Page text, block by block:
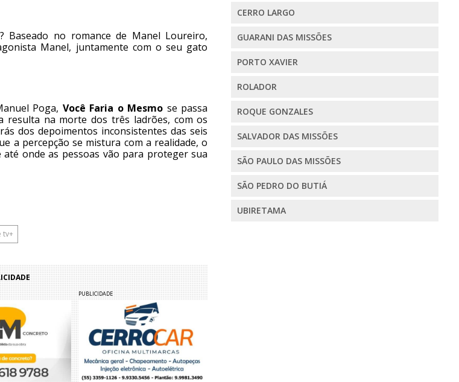
Baseado no romance de Manel Loureiro,
Manel, juntamente com o seu gato
Poga, Você Faria o Mesmo se passa
resulta na morte dos três ladrões, com os
dos depoimentos inconsistentes das seis
a percepção se mistura com a realidade, o
onde as pessoas vão para proteger sua
tv+
PUBLICIDADE
CERRO LARGO
GUARANI DAS MISSÕES
PORTO XAVIER
ROLADOR
ROQUE GONZALES
SALVADOR DAS MISSÕES
SÃO PAULO DAS MISSÕES
SÃO PEDRO DO BUTIÁ
UBIRETAMA